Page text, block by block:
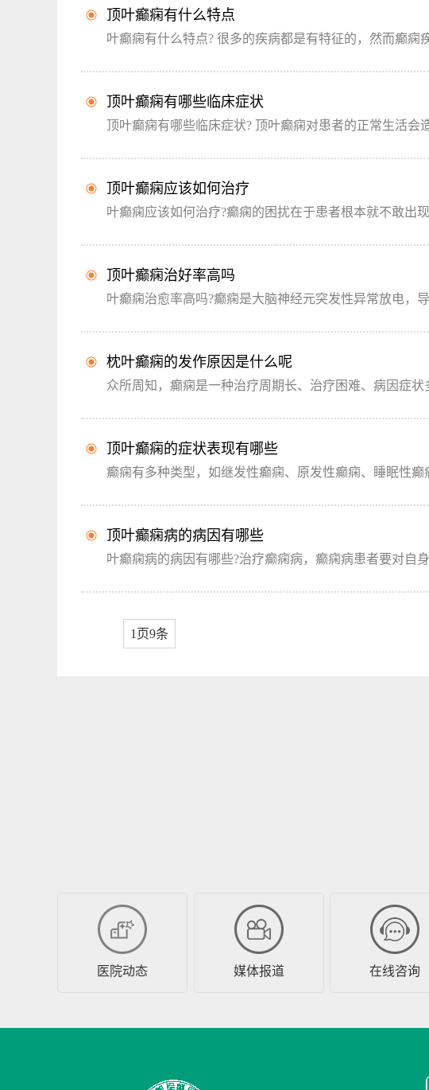
顶叶癫痫有什么特点
叶癫痫有什么特点? 很多的疾病都是有特征的，然而癫痫
顶叶癫痫有哪些临床症状
顶叶癫痫有哪些临床症状? 顶叶癫痫对患者的正常生活会
顶叶癫痫应该如何治疗
叶癫痫应该如何治疗?癫痫的困扰在于患者根本就不敢出
顶叶癫痫治好率高吗
叶癫痫治愈率高吗?癫痫是大脑神经元突发性异常放电，
枕叶癫痫的发作原因是什么呢
众所周知，癫痫是一种治疗周期长、治疗困难、病因症
顶叶癫痫的症状表现有哪些
癫痫有多种类型，如继发性癫痫、原发性癫痫、睡眠性癫
顶叶癫痫病的病因有哪些
叶癫痫病的病因有哪些?治疗癫痫病，癫痫病患者要对自
1页9条
医院动态 媒体报道 在线咨询